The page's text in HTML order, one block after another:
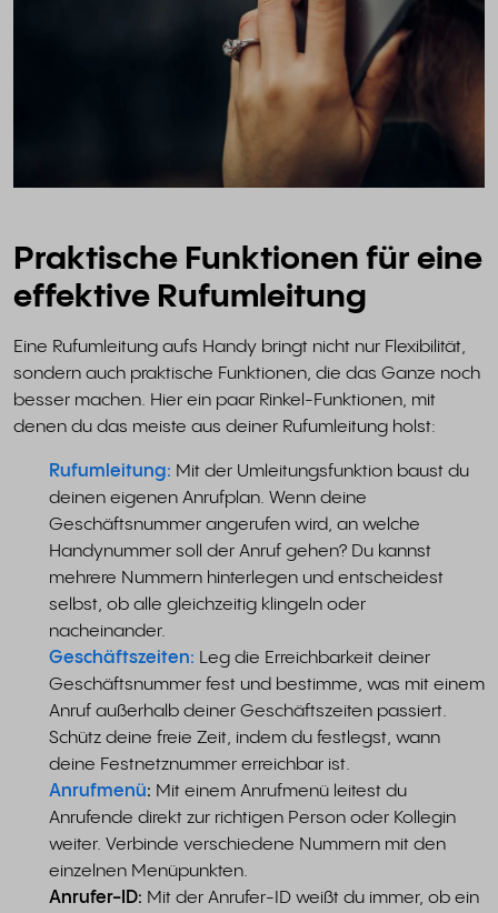
Praktische Funktionen für eine
effektive Rufumleitung
Eine Rufumleitung aufs Handy bringt nicht nur Flexibilität,
sondern auch praktische Funktionen, die das Ganze noch
besser machen. Hier ein paar Rinkel-Funktionen, mit
denen du das meiste aus deiner Rufumleitung holst:
Rufumleitung: Mit der Umleitungsfunktion baust du
deinen eigenen Anrufplan. Wenn deine
Geschäftsnummer angerufen wird, an welche
Handynummer soll der Anruf gehen? Du kannst
mehrere Nummern hinterlegen und entscheidest
selbst, ob alle gleichzeitig klingeln oder
nacheinander.
Geschäftszeiten: Leg die Erreichbarkeit deiner
Geschäftsnummer fest und bestimme, was mit einem
Anruf außerhalb deiner Geschäftszeiten passiert.
Schütz deine freie Zeit, indem du festlegst, wann
deine Festnetznummer erreichbar ist.
Anrufmenü: Mit einem Anrufmenü leitest du
Anrufende direkt zur richtigen Person oder Kollegin
weiter. Verbinde verschiedene Nummern mit den
einzelnen Menüpunkten.
Anrufer-ID: Mit der Anrufer-ID weißt du immer, ob ein